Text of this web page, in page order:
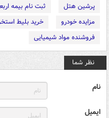
پرشین هتل
ثبت نام بیمه
مزایده خودرو
خرید بلیط
فروشنده مواد شیمیایی
نظر شما
نام
ایمیل